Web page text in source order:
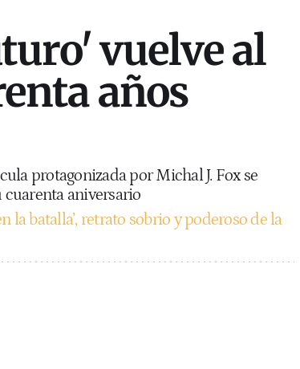
vuelve al
años
protagonizada por Michal J. Fox se
aniversario
la batalla’, retrato sobrio y poderoso de la